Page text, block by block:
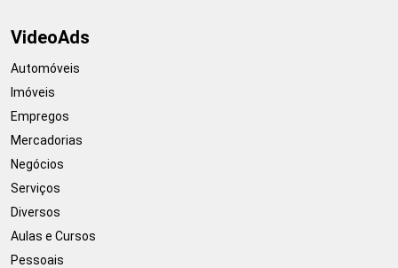
VideoAds
Automóveis
Imóveis
Empregos
Mercadorias
Negócios
Serviços
Diversos
Aulas e Cursos
Pessoais